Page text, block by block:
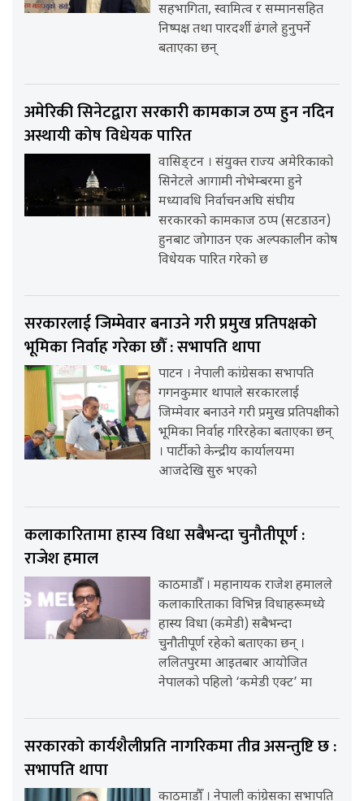
सहभागिता, स्वामित्व र सम्मानसहित
निष्पक्ष तथा पारदर्शी ढंगले हुनुपर्ने
बताएका छन्
अमेरिकी सिनेटद्वारा सरकारी कामकाज ठप्प हुन नदिन
अस्थायी कोष विधेयक पारित
वासिङ्टन । संयुक्त राज्य अमेरिकाको
सिनेटले आगामी नोभेम्बरमा हुने
मध्यावधि निर्वाचनअघि संघीय
सरकारको कामकाज ठप्प (सटडाउन)
हुनबाट जोगाउन एक अल्पकालीन कोष
विधेयक पारित गरेको छ
सरकारलाई जिम्मेवार बनाउने गरी प्रमुख प्रतिपक्षको
भूमिका निर्वाह गरेका छौँ : सभापति थापा
पाटन । नेपाली कांग्रेसका सभापति
गगनकुमार थापाले सरकारलाई
जिम्मेवार बनाउने गरी प्रमुख प्रतिपक्षीको
भूमिका निर्वाह गरिरहेका बताएका छन्
। पार्टीको केन्द्रीय कार्यालयमा
आजदेखि सुरु भएको
कलाकारितामा हास्य विधा सबैभन्दा चुनौतीपूर्ण :
राजेश हमाल
काठमाडौँ । महानायक राजेश हमालले
कलाकारिताका विभिन्न विधाहरूमध्ये
हास्य विधा (कमेडी) सबैभन्दा
चुनौतीपूर्ण रहेको बताएका छन् ।
ललितपुरमा आइतबार आयोजित
नेपालको पहिलो ‘कमेडी एक्ट’ मा
सरकारको कार्यशैलीप्रति नागरिकमा तीव्र असन्तुष्टि छ :
सभापति थापा
काठमाडौँ । नेपाली कांग्रेसका सभापति